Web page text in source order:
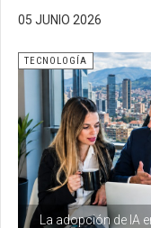
05 JUNIO 2026
La adopción de IA
TECNOLOGÍA